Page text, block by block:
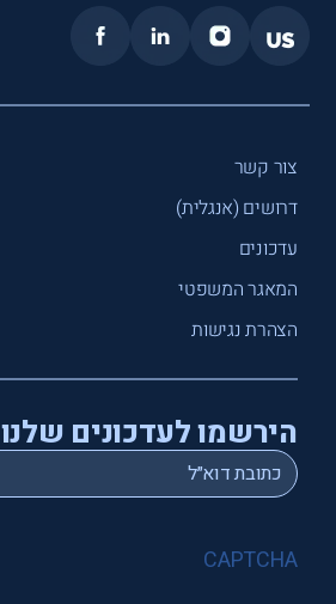
צור קשר
דרושים (אנגלית)
עדכונים
המאגר המשפטי
הצהרת נגישות
הירשמו לעדכונים שלנו
Email
*
CAPTCHA